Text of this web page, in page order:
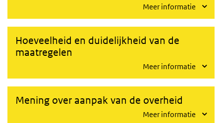
Meer informatie
Hoeveelheid en duidelijkheid van de
maatregelen
Meer informatie
Mening over aanpak van de overheid
Meer informatie